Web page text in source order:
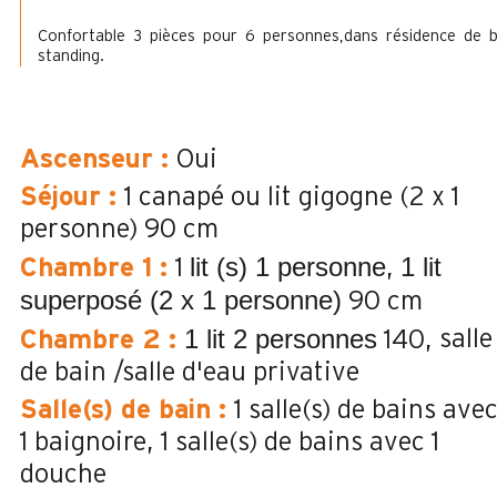
Confortable 3 pièces pour 6 personnes,dans résidence de
standing.
Ascenseur : Oui
Séjour : 1 canapé ou lit gigogne (2 x 1
personne) 90 cm
Chambre 1 : 1 lit (s) 1 personne 1 lit
superposé (2 x 1 personne) 90 cm
Chambre 2 : 1 lit 2 personnes 140
salle
de bain /salle d'eau privative
Salle(s) de bain : 1 salle(s) de bains avec
1 baignoire 1 salle(s) de bains avec 1
douche